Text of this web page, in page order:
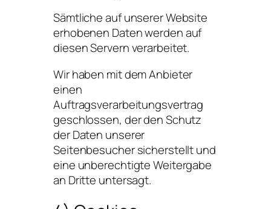
Sämtliche auf unserer Website
erhobenen Daten werden auf
diesen Servern verarbeitet.
Wir haben mit dem Anbieter
einen
Auftragsverarbeitungsvertrag
geschlossen, der den Schutz
der Daten unserer
Seitenbesucher sicherstellt und
eine unberechtigte Weitergabe
an Dritte untersagt.